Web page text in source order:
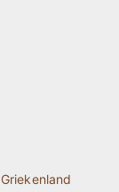
Griekenland